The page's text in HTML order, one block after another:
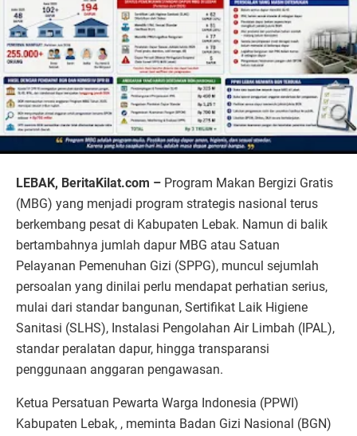
LEBAK, BeritaKilat.com – Program Makan Bergizi Gratis
(MBG) yang menjadi program strategis nasional terus
berkembang pesat di Kabupaten Lebak. Namun di balik
bertambahnya jumlah dapur MBG atau Satuan
Pelayanan Pemenuhan Gizi (SPPG), muncul sejumlah
persoalan yang dinilai perlu mendapat perhatian serius,
mulai dari standar bangunan, Sertifikat Laik Higiene
Sanitasi (SLHS), Instalasi Pengolahan Air Limbah (IPAL),
standar peralatan dapur, hingga transparansi
penggunaan anggaran pengawasan.
Ketua Persatuan Pewarta Warga Indonesia (PPWI)
Kabupaten Lebak, , meminta Badan Gizi Nasional (BGN)